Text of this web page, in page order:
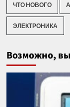
ЧТО НОВОГО
ЭЛЕКТРОНИКА
Возможно,